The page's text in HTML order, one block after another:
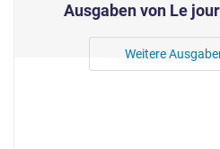
Ausgaben von Le
Weitere